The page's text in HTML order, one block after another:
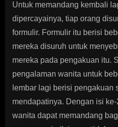
Untuk memandang kembali
dipercayainya, tiap orang
formulir. Formulir itu berisi
mereka disuruh untuk
mereka pada pengakuan itu.
pengalaman wanita untuk
lembar lagi berisi pengakuan
mendapatinya. Dengan isi
wanita dapat memandang